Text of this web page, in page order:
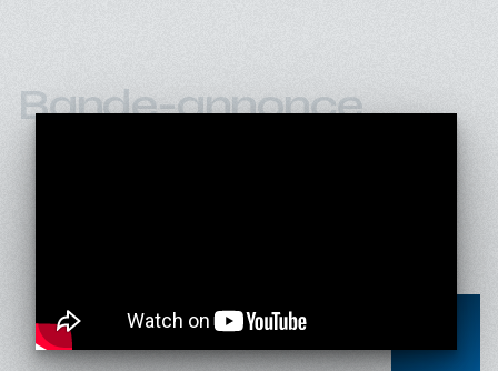
Bande-annonce